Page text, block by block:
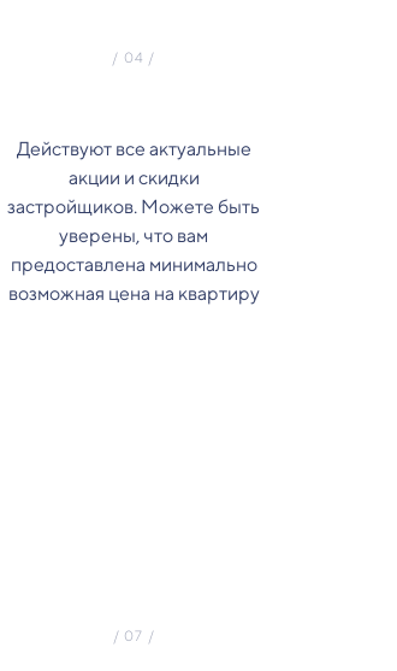
Действуют все актуальные
акции и скидки
застройщиков. Можете быть
уверены, что вам
предоставлена минимально
возможная цена на квартиру